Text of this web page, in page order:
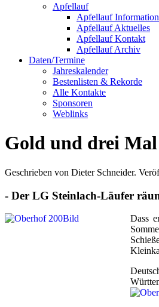
Apfellauf
Apfellauf
Apfellauf Aktuelles
Apfellauf Kontakt
Apfellauf Archiv
Daten/Termine
Jahreskalender
Bestenlisten & Rekorde
Alle Kontakte
Sponsoren
Weblinks
Gold und drei
Geschrieben von Dieter Schneider.
- Der LG Steinlach-Läufer
Dass